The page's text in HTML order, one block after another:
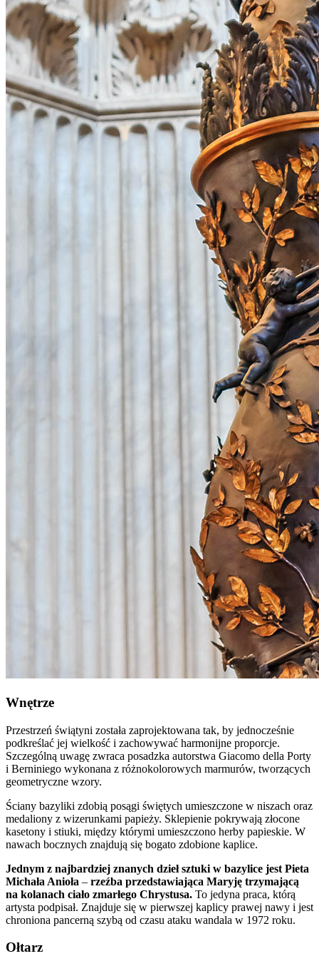
Wnętrze
Przestrzeń świątyni została zaprojektowana tak, by jednocześnie
podkreślać jej wielkość i zachowywać harmonijne proporcje.
Szczególną uwagę zwraca posadzka autorstwa Giacomo della Porty
i Berniniego wykonana z różnokolorowych marmurów, tworzących
geometryczne wzory.
Ściany bazyliki zdobią posągi świętych umieszczone w niszach oraz
medaliony z wizerunkami papieży. Sklepienie pokrywają złocone
kasetony i stiuki, między którymi umieszczono herby papieskie. W
nawach bocznych znajdują się bogato zdobione kaplice.
Jednym z najbardziej znanych dzieł sztuki w bazylice jest Pieta
Michała Anioła – rzeźba przedstawiająca Maryję trzymającą
na kolanach ciało zmarłego Chrystusa. To jedyna praca, którą
artysta podpisał. Znajduje się w pierwszej kaplicy prawej nawy i jest
chroniona pancerną szybą od czasu ataku wandala w 1972 roku.
Ołtarz